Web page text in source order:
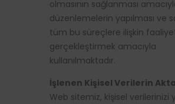
olmasının sağlanması
düzenlemelerin yapılması ve
tüm bu süreçlere ilişkin
gerçekleştirmek amacıyla
kullanılmaktadır.
İşlenen Kişisel Verilerin
Web sitemiz, kişisel verilerinizi